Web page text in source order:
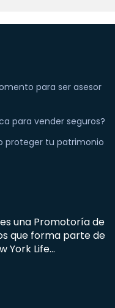
para ser asesor
para vender seguros?
proteger tu patrimonio
es una Promotoría de
que forma parte de
York Life…